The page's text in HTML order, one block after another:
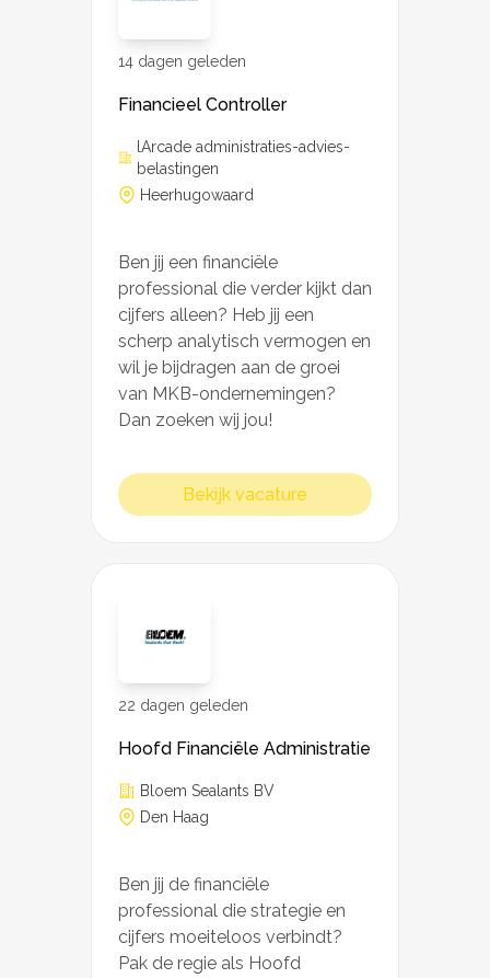
14 dagen geleden
Financieel Controller
lArcade administraties-advies-
belastingen
Heerhugowaard
Ben jij een financiële
professional die verder kijkt dan
cijfers alleen? Heb jij een
scherp analytisch vermogen en
wil je bijdragen aan de groei
van MKB-ondernemingen?
Dan zoeken wij jou!
Bekijk vacature
22 dagen geleden
Hoofd Financiële Administratie
Bloem Sealants BV
Den Haag
Ben jij de financiële
professional die strategie en
cijfers moeiteloos verbindt?
Pak de regie als Hoofd